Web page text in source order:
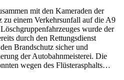
mit den Kameraden der
zu einem Verkehrsunfall auf die A9
wurde der
durch den Rettungsdienst
Brandschutz sicher und
der Autobahnmeisterei. Die
wegen des Flüsterasphalts…